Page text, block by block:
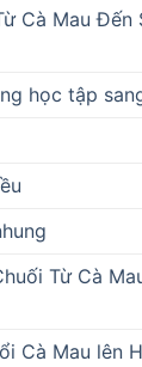
Cà Mau Đến
học tập
Từ Cà
Cà Mau lên